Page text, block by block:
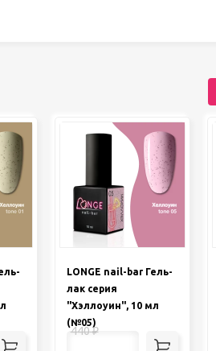
LONGE nail-bar Гель-
лак серия
"Хэллоуин", 10 мл
(№05)
440₽